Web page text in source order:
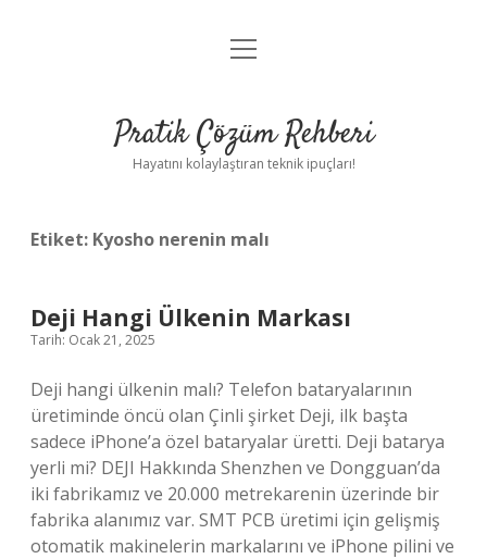
Anasayfa
Yasal Uyarı
menüyü
Pratik Çözüm Rehberi
Hayatını kolaylaştıran teknik ipuçları!
Etiket: Kyosho nerenin malı
Deji Hangi Ülkenin Markası
Tarih: Ocak 21, 2025
Deji hangi ülkenin malı? Telefon bataryalarının
üretiminde öncü olan Çinli şirket Deji, ilk başta
sadece iPhone’a özel bataryalar üretti. Deji batarya
yerli mi? DEJI Hakkında Shenzhen ve Dongguan’da
iki fabrikamız ve 20.000 metrekarenin üzerinde bir
fabrika alanımız var. SMT PCB üretimi için gelişmiş
otomatik makinelerin markalarını ve iPhone pilini ve